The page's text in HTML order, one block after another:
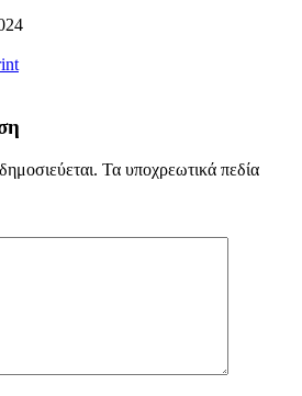
Τα υποχρεωτικά πεδία